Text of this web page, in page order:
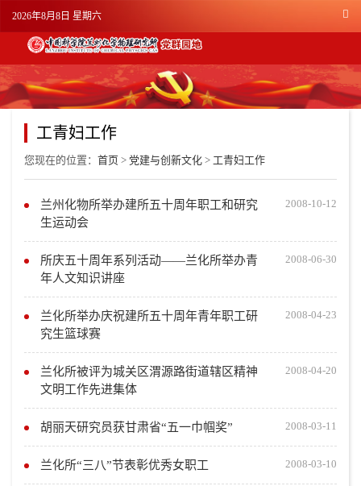
2026年8月8日 星期六
工青妇工作
您现在的位置： 首页 > 党建与创新文化 > 工青妇工作
兰州化物所举办建所五十周年职工和研究
生运动会
2008-10-12
所庆五十周年系列活动——兰化所举办青
年人文知识讲座
2008-06-30
兰化所举办庆祝建所五十周年青年职工研
究生篮球赛
2008-04-23
兰化所被评为城关区渭源路街道辖区精神
文明工作先进集体
2008-04-20
胡丽天研究员获甘肃省“五一巾帼奖” 2008-03-11
兰化所“三八”节表彰优秀女职工 2008-03-10